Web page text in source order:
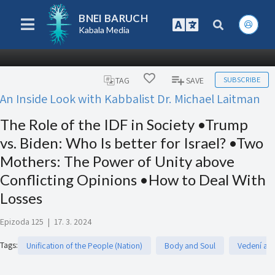
BNEI BARUCH
Kabala Media
TAG SAVE SUBSCRIBE
An Inside Look with Kabbalist Dr. Michael Laitman
The Role of the IDF in Society •Trump
vs. Biden: Who Is better for Israel? •Two
Mothers: The Power of Unity above
Conflicting Opinions •How to Deal With
Losses
Epizoda 125 | 17. 3. 2024
Tags: Unification of the People (Nation) Body and Soul Vedení a